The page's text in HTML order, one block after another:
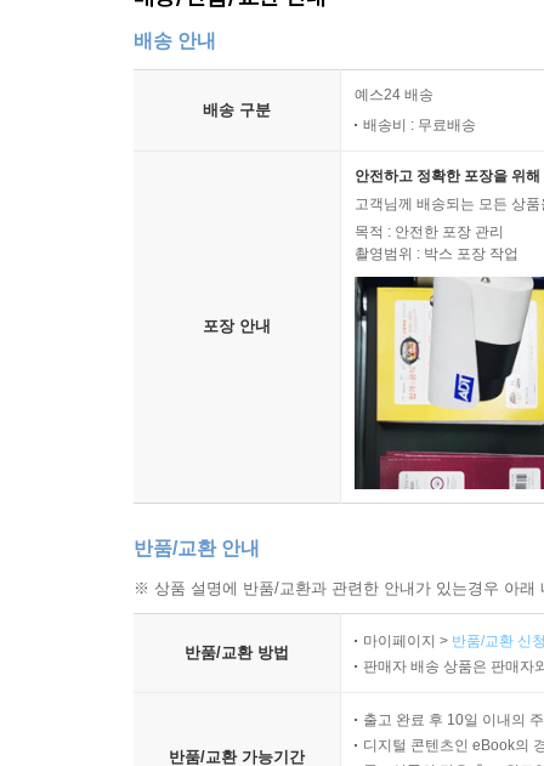
배송 안내
배송 구분
예스24 배송
배송비 : 무료배송
포장 안내
안전하고 정확한 포장을 위
고객님께 배송되는 모든 상
목적 : 안전한 포장 관리
촬영범위 : 박스 포장 작업
반품/교환 안내
※ 상품 설명에 반품/교환과 관련한 안내가 있는경우 아
반품/교환 방법
마이페이지 > 반품/교환 신
판매자 배송 상품은 판매자
반품/교환 가능기간
출고 완료 후 10일 이내의
디지털 콘텐츠인 eBook의